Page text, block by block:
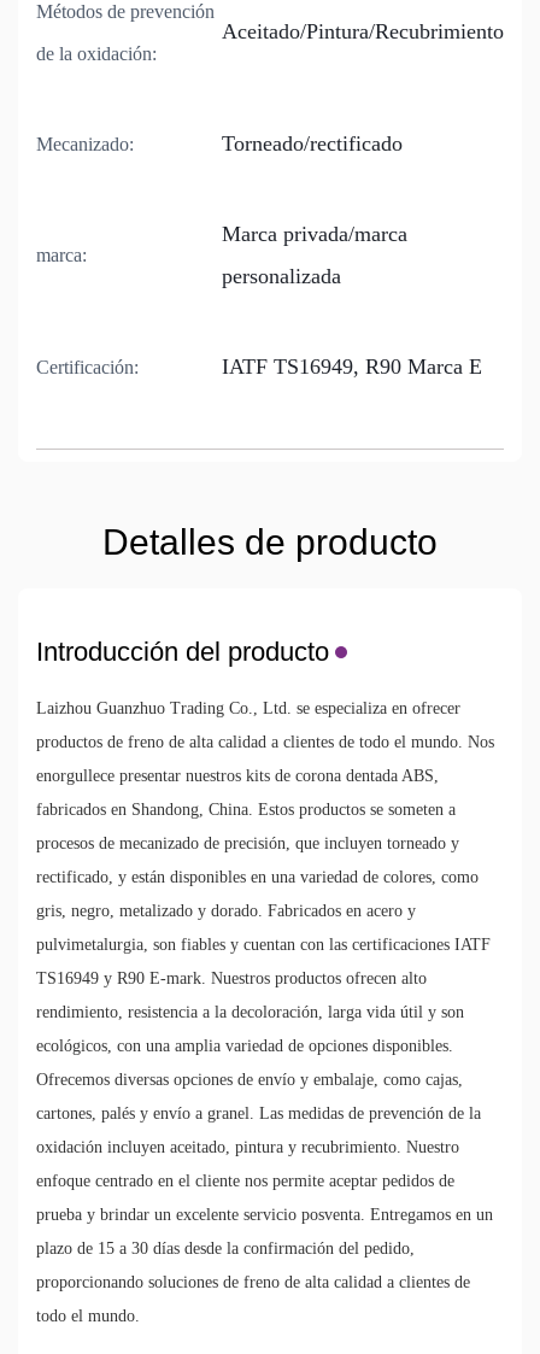
Métodos de prevención
de la oxidación:
Aceitado/Pintura/Recubrimiento
Mecanizado: Torneado/rectificado
marca:
Marca privada/marca
personalizada
Certificación: IATF TS16949, R90 Marca E
Detalles de producto
Introducción del producto
Laizhou Guanzhuo Trading Co., Ltd. se especializa en ofrecer
productos de freno de alta calidad a clientes de todo el mundo. Nos
enorgullece presentar nuestros kits de corona dentada ABS,
fabricados en Shandong, China. Estos productos se someten a
procesos de mecanizado de precisión, que incluyen torneado y
rectificado, y están disponibles en una variedad de colores, como
gris, negro, metalizado y dorado. Fabricados en acero y
pulvimetalurgia, son fiables y cuentan con las certificaciones IATF
TS16949 y R90 E-mark. Nuestros productos ofrecen alto
rendimiento, resistencia a la decoloración, larga vida útil y son
ecológicos, con una amplia variedad de opciones disponibles.
Ofrecemos diversas opciones de envío y embalaje, como cajas,
cartones, palés y envío a granel. Las medidas de prevención de la
oxidación incluyen aceitado, pintura y recubrimiento. Nuestro
enfoque centrado en el cliente nos permite aceptar pedidos de
prueba y brindar un excelente servicio posventa. Entregamos en un
plazo de 15 a 30 días desde la confirmación del pedido,
proporcionando soluciones de freno de alta calidad a clientes de
todo el mundo.